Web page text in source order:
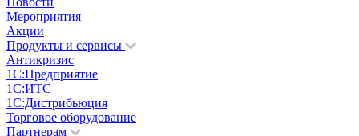
Мероприятия
Акции
Продукты и сервисы
Антикризис
1С:Предприятие
1С:ИТС
1С:Дистрибьюция
Торговое оборудование
Партнерам